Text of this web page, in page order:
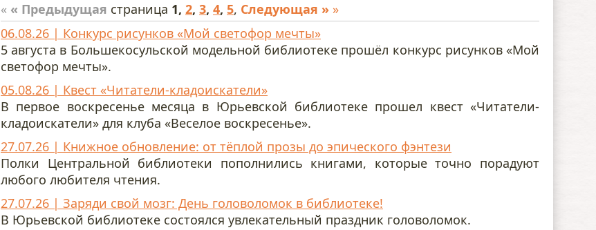
« « Предыдущая страница 1, 2, 3, 4, 5, Следующая » »
06.08.26 | Конкурс рисунков «Мой светофор мечты»
5 августа в Большекосульской модельной библиотеке прошёл конкурс рисунков «Мой
светофор мечты».
05.08.26 | Квест «Читатели-кладоискатели»
В первое воскресенье месяца в Юрьевской библиотеке прошел квест «Читатели-
кладоискатели» для клуба «Веселое воскресенье».
27.07.26 | Книжное обновление: от тёплой прозы до эпического фэнтези
Полки Центральной библиотеки пополнились книгами, которые точно порадуют
любого любителя чтения.
27.07.26 | Заряди свой мозг: День головоломок в библиотеке!
В Юрьевской библиотеке состоялся увлекательный праздник головоломок.